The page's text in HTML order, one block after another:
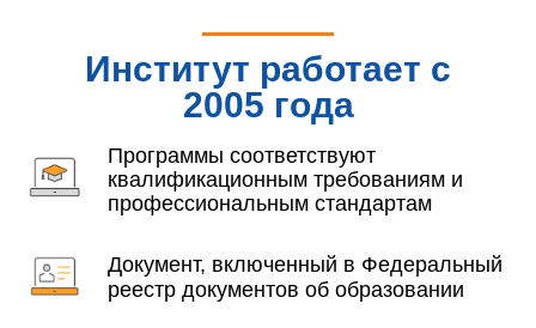
Институт работает с
2005 года
Программы соответствуют
квалификационным требованиям и
профессиональным стандартам
Документ, включенный в Федеральный
реестр документов об образовании